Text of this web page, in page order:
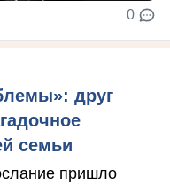
0
друг
семьи
пришло